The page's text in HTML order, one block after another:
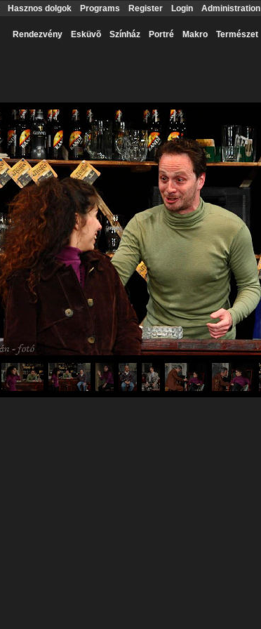
Rendezvény Esküvõ Színház Portré Makro Természet
Hasznos dolgok Programs Register Login Administration